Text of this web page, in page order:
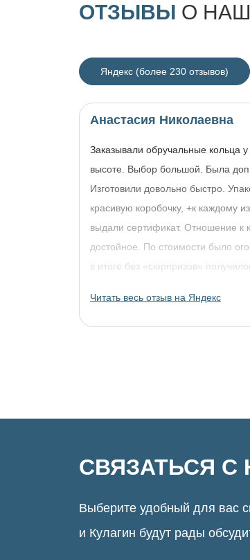
ОТЗЫВЫ О
Яндекс (более 230 отзывов)
Анастасия Николаевна
Заказывали обручальные кольца
высоте. Выбор большой. Была
Изготовили довольно быстро.
красивую коробочку, +к каждому
выдали сертификат. Отношение к
достойное. По стоимости было
в итоге без «сюрпризов»
украшениями!
Читать весь отзыв на Яндекс
СВЯЗАТЬСЯ С
Выберите удобный для вас
и Кулагин будут рады